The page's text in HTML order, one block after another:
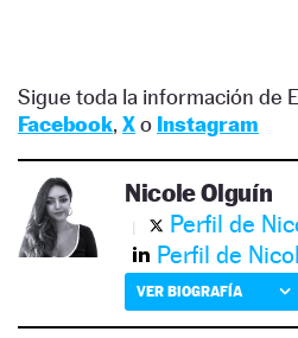
Sigue toda la información de
Facebook, Xo Instagram
Nicole Olguín
Perfil de
Perfil de
VER BIOGRAFÍA